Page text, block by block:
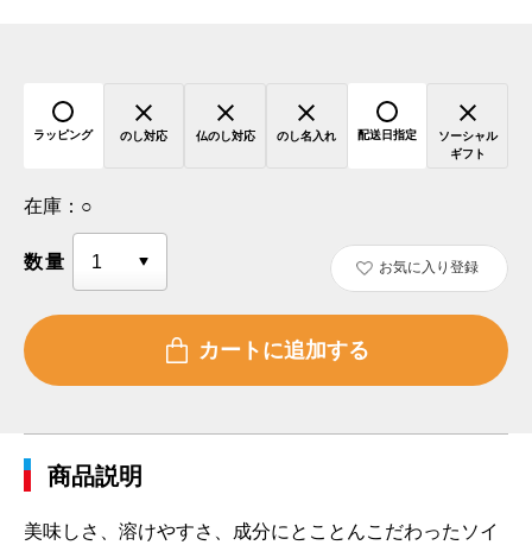
ラッピング のし対応 仏のし対応 のし名入れ 配送日指定
ソーシャル
ギフト
在庫： ○
数量 お気に入り登録
商品説明
美味しさ、溶けやすさ、成分にとことんこだわったソイ